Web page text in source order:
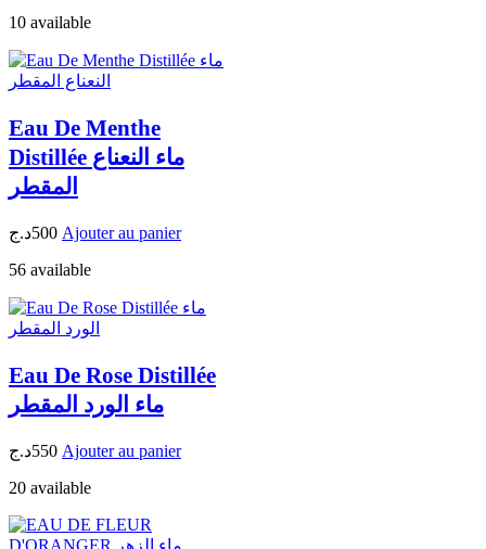
10 available
Eau De Menthe
Distillée ماء النعناع
المقطر
500د.ج
Ajouter au panier
56 available
Eau De Rose Distillée
ماء الورد المقطر
550د.ج
Ajouter au panier
20 available